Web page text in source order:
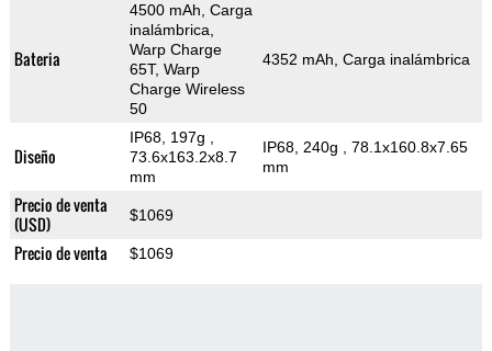
Bateria
4500 mAh, Carga
inalámbrica,
Warp Charge
65T, Warp
Charge Wireless
50
4352 mAh, Carga inalámbrica
Diseño
IP68, 197g
73.6x163.2x8.7
mm
IP68, 240g
, 78.1x160.8x7.65
mm
Precio de venta
(USD)
$1069
Precio de venta $1069